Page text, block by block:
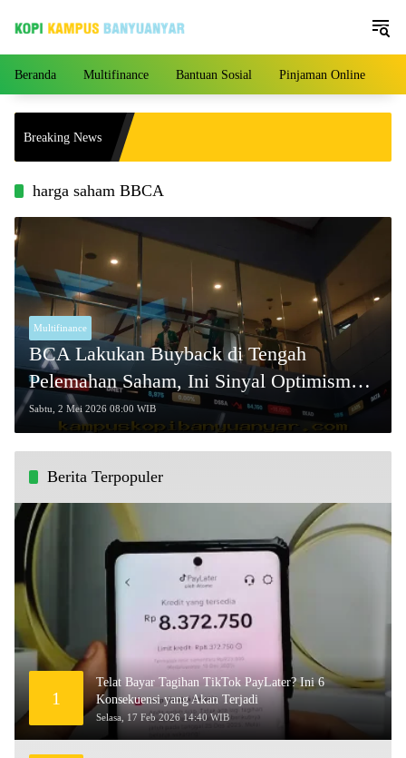
Beranda Multifinance Bantuan Sosial Pinjaman Online
Breaking News
Nasional, Kualitas
harga saham BBCA
Multifinance
BCA Lakukan Buyback di Tengah
Pelemahan Saham, Ini Sinyal Optimisme
yang Dikirim ke Pasar Modal!
Sabtu, 2 Mei 2026 08:00 WIB
Berita Terpopuler
1
Telat Bayar Tagihan TikTok PayLater? Ini 6
Konsekuensi yang Akan Terjadi
Selasa, 17 Feb 2026 14:40 WIB